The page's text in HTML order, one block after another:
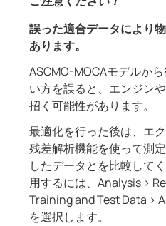
誤った適合データにより
あります。
ASCMO-MOCAモデルか
い方を誤ると、エンジン
招く可能性があります。
最適化を行った後は、エ
残差解析機能を使って測
したデータとを比較して
用するには、Analysis >
Training and Test Data >
を選択します。